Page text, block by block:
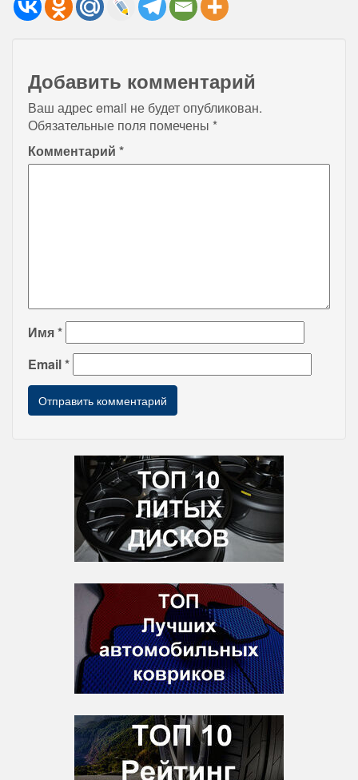
Добавить комментарий
Ваш адрес email не будет опубликован.
Обязательные поля помечены *
Комментарий *
Имя*
Email*